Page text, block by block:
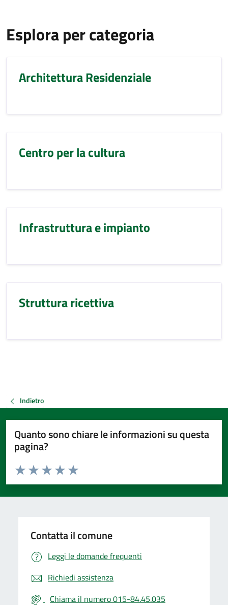
Esplora per categoria
Architettura Residenziale
Centro per la cultura
Infrastruttura e impianto
Struttura ricettiva
Indietro
Quanto sono chiare le informazioni su questa
pagina?
Valuta da 1 a 5 stelle la pagina
Valuta 5 stelle su 5
Valuta 4 stelle su 5
Valuta 3 stelle su 5
Valuta 2 stelle su 5
Valuta 1 stelle su 5
Contatta il comune
Leggi le domande frequenti
Richiedi assistenza
Chiama il numero 015-84.45.035